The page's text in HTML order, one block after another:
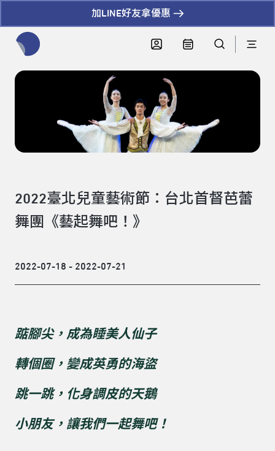
加LINE好友拿優惠
2022臺北兒童藝術節：台北首督芭蕾
舞團《藝起舞吧！》
2022-07-18 - 2022-07-21
踮腳尖，成為睡美人仙子
轉個圈，變成英勇的海盜
跳一跳，化身調皮的天鵝
小朋友，讓我們一起舞吧！